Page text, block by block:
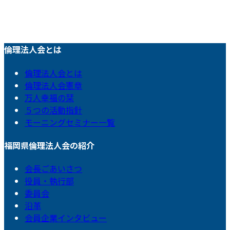
倫理法人会とは
倫理法人会とは
倫理法人会憲章
万人幸福の栞
５つの活動指針
モーニングセミナー一覧
福岡県倫理法人会の紹介
会長ごあいさつ
役員・執行部
委員会
沿革
会員企業インタビュー